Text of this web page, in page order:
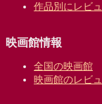
作品別にレビ
映画館情報
全国の映画館
映画館のレビ